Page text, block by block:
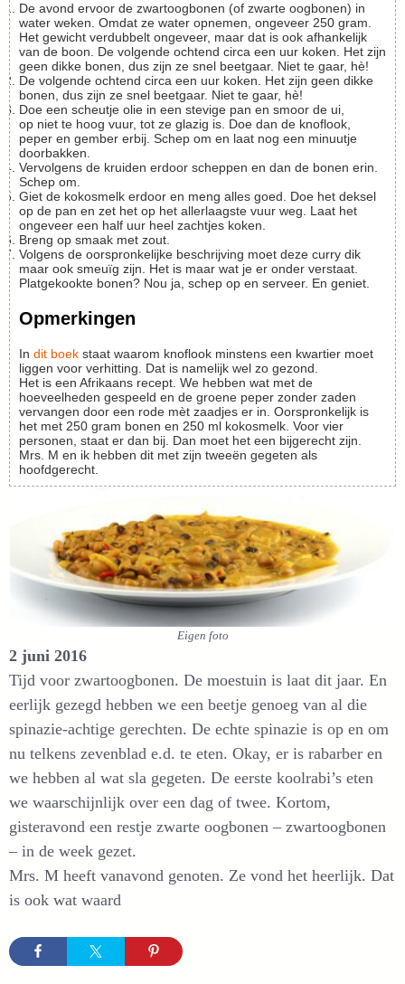
De avond ervoor de zwartoogbonen (of zwarte oogbonen) in
water weken. Omdat ze water opnemen, ongeveer 250 gram.
Het gewicht verdubbelt ongeveer, maar dat is ook afhankelijk
van de boon. De volgende ochtend circa een uur koken. Het zijn
geen dikke bonen, dus zijn ze snel beetgaar. Niet te gaar, hè!
De volgende ochtend circa een uur koken. Het zijn geen dikke
bonen, dus zijn ze snel beetgaar. Niet te gaar, hè!
Doe een scheutje olie in een stevige pan en smoor de ui,
op niet te hoog vuur, tot ze glazig is. Doe dan de knoflook,
peper en gember erbij. Schep om en laat nog een minuutje
doorbakken.
Vervolgens de kruiden erdoor scheppen en dan de bonen erin.
Schep om.
Giet de kokosmelk erdoor en meng alles goed. Doe het deksel
op de pan en zet het op het allerlaagste vuur weg. Laat het
ongeveer een half uur heel zachtjes koken.
Breng op smaak met zout.
Volgens de oorspronkelijke beschrijving moet deze curry dik
maar ook smeuïg zijn. Het is maar wat je er onder verstaat.
Platgekookte bonen? Nou ja, schep op en serveer. En geniet.
Opmerkingen
In dit boek staat waarom knoflook minstens een kwartier moet
liggen voor verhitting. Dat is namelijk wel zo gezond.
Het is een Afrikaans recept. We hebben wat met de
hoeveelheden gespeeld en de groene peper zonder zaden
vervangen door een rode mèt zaadjes er in. Oorspronkelijk is
het met 250 gram bonen en 250 ml kokosmelk. Voor vier
personen, staat er dan bij. Dan moet het een bijgerecht zijn.
Mrs. M en ik hebben dit met zijn tweeën gegeten als
hoofdgerecht.
Eigen foto
2 juni 2016
Tijd voor zwartoogbonen. De moestuin is laat dit jaar. En
eerlijk gezegd hebben we een beetje genoeg van al die
spinazie-achtige gerechten. De echte spinazie is op en om
nu telkens zevenblad e.d. te eten. Okay, er is rabarber en
we hebben al wat sla gegeten. De eerste koolrabi’s eten
we waarschijnlijk over een dag of twee. Kortom,
gisteravond een restje zwarte oogbonen – zwartoogbonen
– in de week gezet.
Mrs. M heeft vanavond genoten. Ze vond het heerlijk. Dat
is ook wat waard